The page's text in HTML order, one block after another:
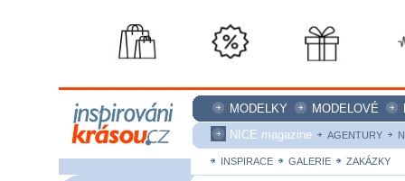
MODELKY MODELOVÉ
NICE magazine
AGENTURY
INSPIRACE GALERIE ZAKÁZKY